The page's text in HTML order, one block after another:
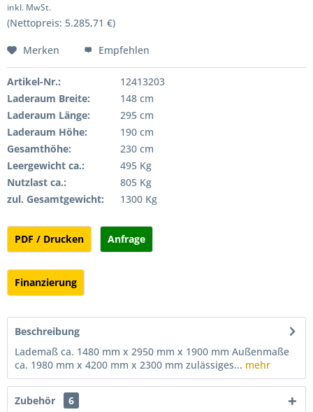
inkl. MwSt.
(Nettopreis: 5.285,71 €)
Merken Empfehlen
Artikel-Nr.:
12413203
Laderaum Breite:
148 cm
Laderaum Länge:
295 cm
Laderaum Höhe:
190 cm
Gesamthöhe:
230 cm
Leergewicht ca.:
495 Kg
Nutzlast ca.:
805 Kg
zul. Gesamtgewicht:
1300 Kg
PDF / Drucken Anfrage
Finanzierung
Beschreibung
Lademaß ca. 1480 mm x 2950 mm x 1900 mm Außenmaße
ca. 1980 mm x 4200 mm x 2300 mm zulässiges... mehr
Zubehör 6